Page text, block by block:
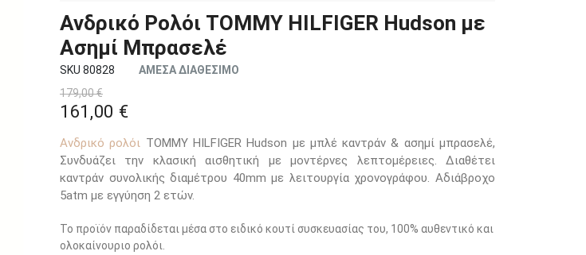
Ανδρικό Ρολόι TOMMY HILFIGER Hudson με
Ασημί Μπρασελέ
SKU 80828
ΑΜΕΣΑ ΔΙΑΘΕΣΙΜΟ
179,00 €
161,00 €
Ανδρικό ρολόι TOMMY HILFIGER Hudson με μπλέ καντράν & ασημί μπρασελέ,
Συνδυάζει την κλασική αισθητική με μοντέρνες λεπτομέρειες. Διαθέτει
καντράν συνολικής διαμέτρου 40mm με λειτουργία χρονογράφου. Αδιάβροχο
5atm με εγγύηση 2 ετών.
Το προϊόν παραδίδεται μέσα στο ειδικό κουτί συσκευασίας του, 100% αυθεντικό και
ολοκαίνουριο ρολόι.